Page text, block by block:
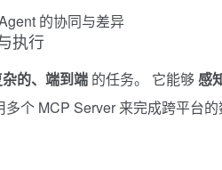
执行
的、端到端 的任务。 它能够感
个 MCP Server 来完成跨平台